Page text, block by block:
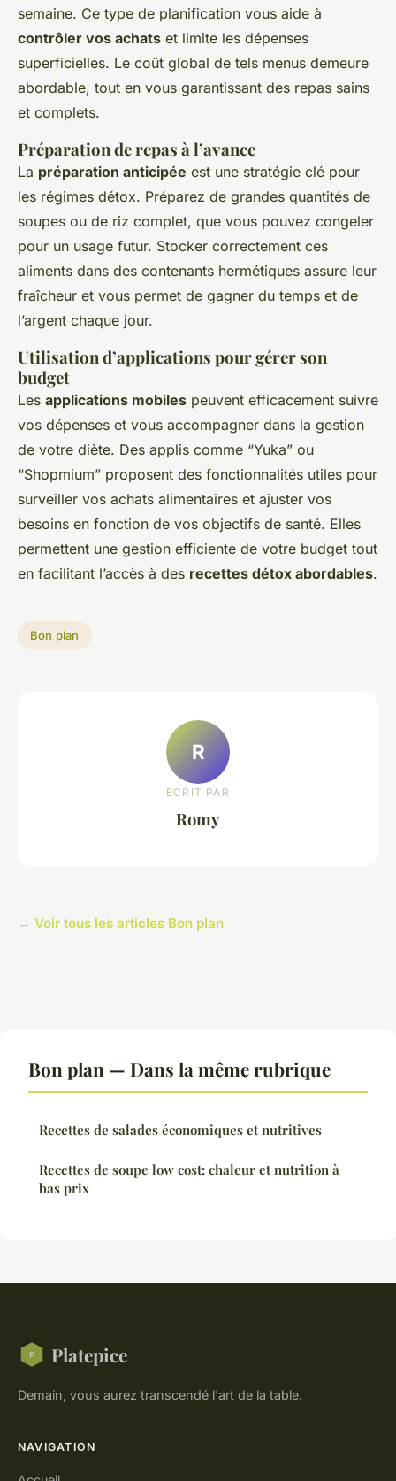
semaine. Ce type de planification vous aide à
contrôler vos achats et limite les dépenses
superficielles. Le coût global de tels menus demeure
abordable, tout en vous garantissant des repas sains
et complets.
Préparation de repas à l’avance
La préparation anticipée est une stratégie clé pour
les régimes détox. Préparez de grandes quantités de
soupes ou de riz complet, que vous pouvez congeler
pour un usage futur. Stocker correctement ces
aliments dans des contenants hermétiques assure leur
fraîcheur et vous permet de gagner du temps et de
l’argent chaque jour.
Utilisation d’applications pour gérer son
budget
Les applications mobiles peuvent efficacement suivre
vos dépenses et vous accompagner dans la gestion
de votre diète. Des applis comme “Yuka” ou
“Shopmium” proposent des fonctionnalités utiles pour
surveiller vos achats alimentaires et ajuster vos
besoins en fonction de vos objectifs de santé. Elles
permettent une gestion efficiente de votre budget tout
en facilitant l’accès à des recettes détox abordables.
Bon plan
R
ECRIT PAR
Romy
← Voir tous les articles Bon plan
Bon plan — Dans la même rubrique
Recettes de salades économiques et nutritives
Recettes de soupe low cost: chaleur et nutrition à
bas prix
Platepice
Demain, vous aurez transcendé l'art de la table.
NAVIGATION